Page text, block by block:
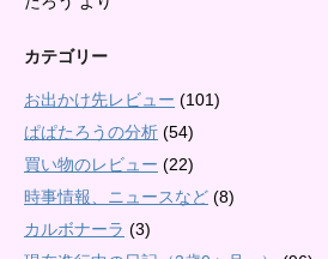
カテゴリー
お出かけ先レビュー (101)
ぱぱたろうの分析 (54)
買い物のレビュー (22)
時事情報、ニュースなど (8)
カルボナーラ (3)